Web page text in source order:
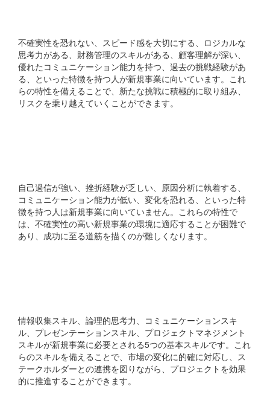
不確実性を恐れない、スピード感を大切にする、ロジカルな
思考力がある、財務管理のスキルがある、顧客理解が深い、
優れたコミュニケーション能力を持つ、過去の挑戦経験があ
る、といった特徴を持つ人が新規事業に向いています。これ
らの特性を備えることで、新たな挑戦に積極的に取り組み、
リスクを乗り越えていくことができます。
自己過信が強い、挫折経験が乏しい、原因分析に執着する、
コミュニケーション能力が低い、変化を恐れる、といった特
徴を持つ人は新規事業に向いていません。これらの特性で
は、不確実性の高い新規事業の環境に適応することが困難で
あり、成功に至る道筋を描くのが難しくなります。
情報収集スキル、論理的思考力、コミュニケーションスキ
ル、プレゼンテーションスキル、プロジェクトマネジメント
スキルが新規事業に必要とされる5つの基本スキルです。これ
らのスキルを備えることで、市場の変化に的確に対応し、ス
テークホルダーとの連携を図りながら、プロジェクトを効果
的に推進することができます。